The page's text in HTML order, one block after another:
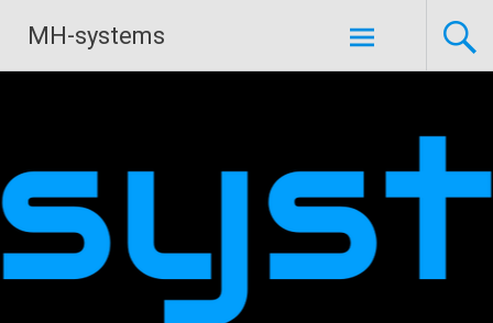
inhoud
MH-systems